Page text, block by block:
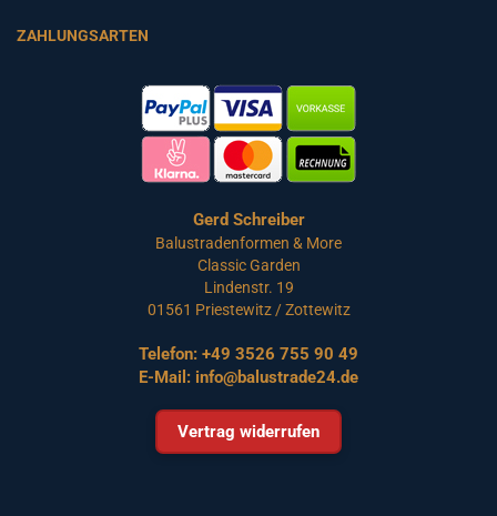
ZAHLUNGSARTEN
Gerd Schreiber
Balustradenformen & More
Classic Garden
Lindenstr. 19
01561 Priestewitz / Zottewitz
Telefon: +49 3526 755 90 49
E-Mail: info@balustrade24.de
Vertrag widerrufen